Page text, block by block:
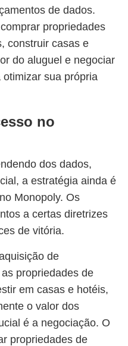
de dados.
propriedades
construir casas e
do aluguel e negociar
sua própria
no
dos dados,
a estratégia ainda é
Monopoly. Os
a certas diretrizes
de vitória.
de
propriedades de
em casas e hotéis,
o valor dos
é a negociação. O
propriedades de